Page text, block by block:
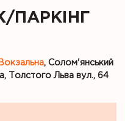
ПАРКІНГ
Вокзальна, Солом'янський
Толстого Льва вул., 64